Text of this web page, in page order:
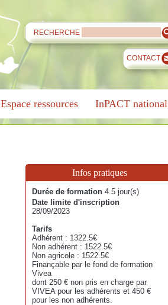
RECHERCHE
CONTACT
Espace ressources InPACT national
Infos pratiques
Durée de formation 4.5 jour(s)
Date limite d'inscription
28/09/2023
Tarifs
Adhérent : 1322.5€
Non adhérent : 1522.5€
Non agricole : 1522.5€
Finançable par le fond de formation
Vivea
dont 250 € non pris en charge par
VIVEA pour les adhérents et 450 €
pour les non adhérents.